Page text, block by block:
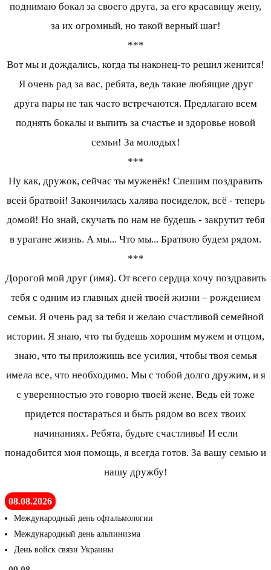
поднимаю бокал за своего друга, за его красавицу жену,
за их огромный, но такой верный шаг!
***
Вот мы и дождались, когда ты наконец-то решил женится!
Я очень рад за вас, ребята, ведь такие любящие друг
друга пары не так часто встречаются. Предлагаю всем
поднять бокалы и выпить за счастье и здоровье новой
семьи! За молодых!
***
Ну как, дружок, сейчас ты муженёк! Спешим поздравить
всей братвой! Закончилась халява посиделок, всё - теперь
домой! Но знай, скучать по нам не будешь - закрутит тебя
в урагане жизнь. А мы... Что мы... Братвою будем рядом.
***
Дорогой мой друг (имя). От всего сердца хочу поздравить
тебя с одним из главных дней твоей жизни – рождением
семьи. Я очень рад за тебя и желаю счастливой семейной
истории. Я знаю, что ты будешь хорошим мужем и отцом,
знаю, что ты приложишь все усилия, чтобы твоя семья
имела все, что необходимо. Мы с тобой долго дружим, и я
с уверенностью это говорю твоей жене. Ведь ей тоже
придется постараться и быть рядом во всех твоих
начинаниях. Ребята, будьте счастливы! И если
понадобится моя помощь, я всегда готов. За вашу семью и
нашу дружбу!
08.08.2026
Международный день офтальмологии
Международный день альпинизма
День войск связи Украины